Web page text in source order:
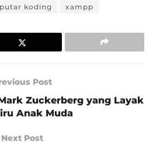
koding
xampp
Post
Zuckerberg yang Layak
Anak Muda
Next Post